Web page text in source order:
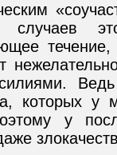
случаев
которых у
у